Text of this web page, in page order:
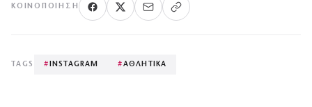
ΚΟΙΝΟΠΟΊΗΣΗ
TAGS # INSTAGRAM #ΑΘΛΗΤΙΚΑ